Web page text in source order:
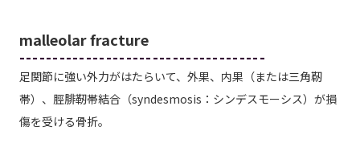
malleolar fracture
-------------------------------------
足関節に強い外力がはたらいて、外果、内果（または三角靭
帯）、脛腓靭帯結合（syndesmosis：シンデスモーシス）が損
傷を受ける骨折。